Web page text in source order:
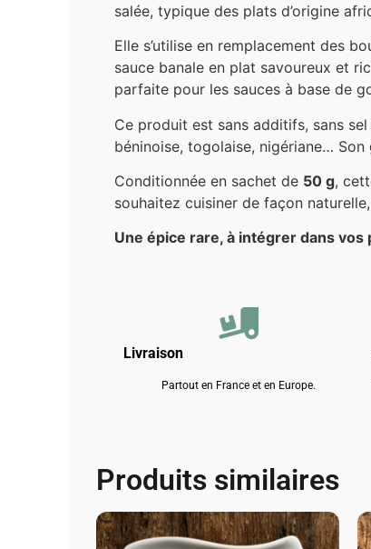
salée, typique des plats d’origine
Elle s’utilise en remplacement des
sauce banale en plat savoureux et
parfaite pour les sauces à base de
Ce produit est sans additifs, sans
béninoise, togolaise, nigériane…
Conditionnée en sachet de 50 g,
souhaitez cuisiner de façon
Une épice rare, à intégrer dans
Livraison
Partout en France et en Europe.
Produits similaires